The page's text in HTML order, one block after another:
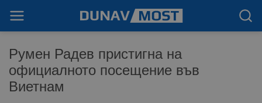
Румен Радев пристигна на
официалното посещение във
Виетнам